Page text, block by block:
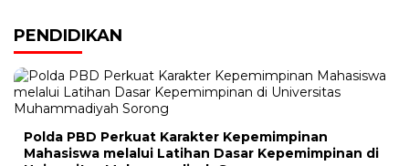
PENDIDIKAN
Polda PBD Perkuat Karakter Kepemimpinan
Mahasiswa melalui Latihan Dasar Kepemimpinan di